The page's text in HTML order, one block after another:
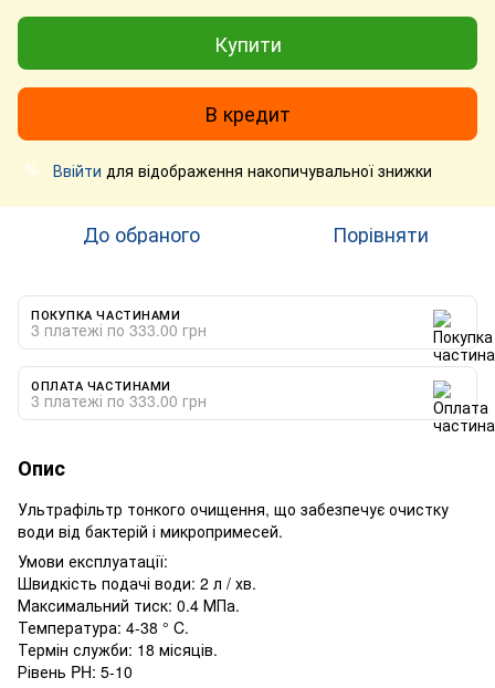
Купити
В кредит
% Ввійти для відображення накопичувальної знижки
До обраного Порівняти
ПОКУПКА ЧАСТИНАМИ
3 платежі по 333.00 грн
ОПЛАТА ЧАСТИНАМИ
3 платежі по 333.00 грн
Опис
Ультрафільтр тонкого очищення, що забезпечує очистку
води від бактерій і микропримесей.
Умови експлуатації:
Швидкість подачі води: 2 л / хв.
Максимальний тиск: 0.4 МПа.
Температура: 4-38 ° C.
Термін служби: 18 місяців.
Рівень PH: 5-10